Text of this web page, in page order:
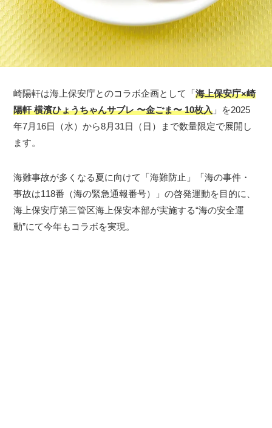
崎陽軒は海上保安庁とのコラボ企画として「海上保安庁×崎
陽軒 横濱ひょうちゃんサブレ 〜金ごま〜 10枚入 」を2025
年7月16日（水）から8月31日（日）まで数量限定で展開し
ます。
海難事故が多くなる夏に向けて「海難防止」「海の事件・
事故は118番（海の緊急通報番号）」の啓発運動を目的に、
海上保安庁第三管区海上保安本部が実施する“海の安全運
動”にて今年もコラボを実現。